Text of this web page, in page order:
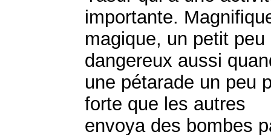
importante.
magique, un petit peu
dangereux aussi
une pétarade un peu
forte que les autres
envoya des bombes